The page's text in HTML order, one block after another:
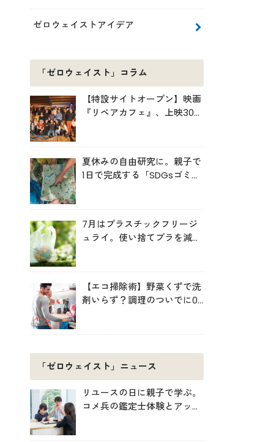
ゼロウェイストアイデア
「ゼロウェイスト」コラム
【特設サイトオープン】映画
『リペアカフェ』、上映300
夏休みの自由研究に。親子で
1日で完成する「SDGsゴミ・
7月はプラスチックフリージ
ュライ。使い捨てプラを減ら
【エコ掃除術】野菜くずで洗
剤いらず？調理のついでに0
「ゼロウェイスト」ニュース
リユースの日に親子で学ぶ。
コメ兵の鑑定士体験とアップ